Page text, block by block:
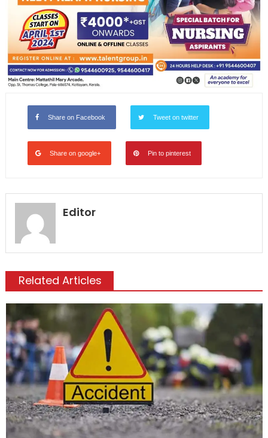
Share on Facebook Tweet on twitter
Share on google+ Pin to pinterest
Editor
Related Articles